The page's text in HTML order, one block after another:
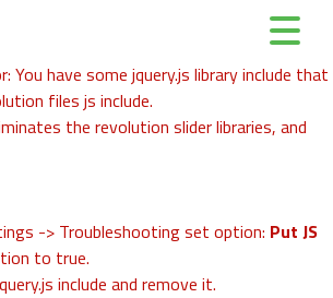
You have some jquery.js library include that
files js include.
the revolution slider libraries, and
-> Troubleshooting set option: Put JS
to true.
include and remove it.